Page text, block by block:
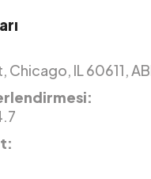
Chicago, IL 60611,